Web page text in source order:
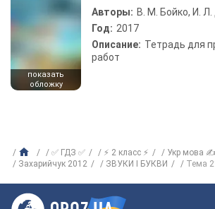
показать
обложку
Авторы: В. М. Бойко, И.
Год: 2017
Описание: Тетрадь для
работ
✅ ГДЗ ✅ ⚡ 2 класс ⚡
Укр мова ✍
Захарийчук 2012
ЗВУКИ І БУКВИ Тема